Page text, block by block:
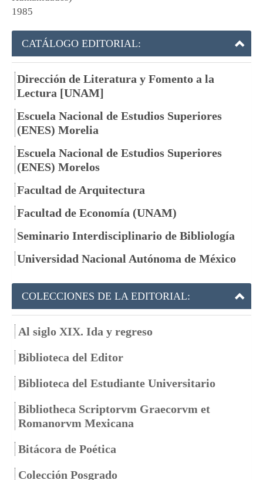
1985
CATÁLOGO EDITORIAL:
Dirección de Literatura y Fomento a la
Lectura [UNAM]
Escuela Nacional de Estudios Superiores
(ENES) Morelia
Escuela Nacional de Estudios Superiores
(ENES) Morelos
Facultad de Arquitectura
Facultad de Economía (UNAM)
Seminario Interdisciplinario de Bibliología
Universidad Nacional Autónoma de México
COLECCIONES DE LA EDITORIAL:
Al siglo XIX. Ida y regreso
Biblioteca del Editor
Biblioteca del Estudiante Universitario
Bibliotheca Scriptorvm Graecorvm et
Romanorvm Mexicana
Bitácora de Poética
Colección Posgrado